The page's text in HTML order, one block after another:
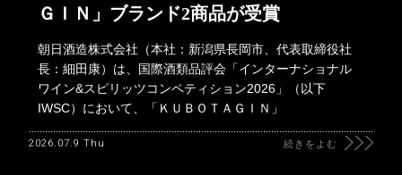
ＧＩＮ」ブランド2商品が受賞
朝日酒造株式会社（本社：新潟県長岡市、代表取締役社
長：細田康）は、国際酒類品評会「インターナショナル
ワイン&スピリッツコンペティション2026」（以下
IWSC）において、「ＫＵＢＯＴＡＧＩＮ」
2026.07.9 Thu 続きをよむ